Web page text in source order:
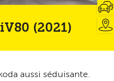
(2021)
aussi séduisante.